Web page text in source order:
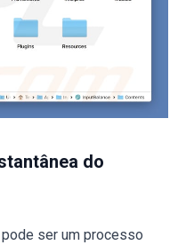
do
ser um processo